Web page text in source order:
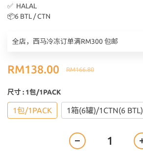
✅  HALAL
📦6 BTL / CTN
全店，西马冷冻订单满RM300 包邮
RM166.80
RM138.00
尺寸: 1包/1PACK
1包/1PACK 1箱(6罐)/1CTN(6 BTL)